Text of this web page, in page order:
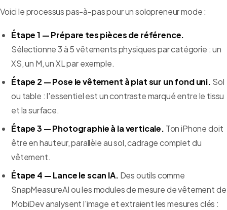
Voici le processus pas-à-pas pour un solopreneur mode :
Étape 1 — Prépare tes pièces de référence.
Sélectionne 3 à 5 vêtements physiques par catégorie : un
XS, un M, un XL par exemple.
Étape 2 — Pose le vêtement à plat sur un fond uni. Sol
ou table : l'essentiel est un contraste marqué entre le tissu
et la surface.
Étape 3 — Photographie à la verticale. Ton iPhone doit
être en hauteur, parallèle au sol, cadrage complet du
vêtement.
Étape 4 — Lance le scan IA. Des outils comme
SnapMeasureAI ou les modules de mesure de vêtement de
MobiDev analysent l'image et extraient les mesures clés :